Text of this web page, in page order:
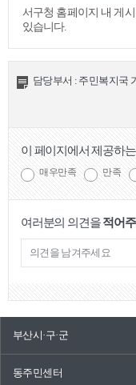
서구청 홈페이지 내 게
있습니다.
담당부서 : 주민복지국
이 페이지에서 제공하는
매우만족 만족
여러분의 의견을적어
부산시·구·군
동주민센터